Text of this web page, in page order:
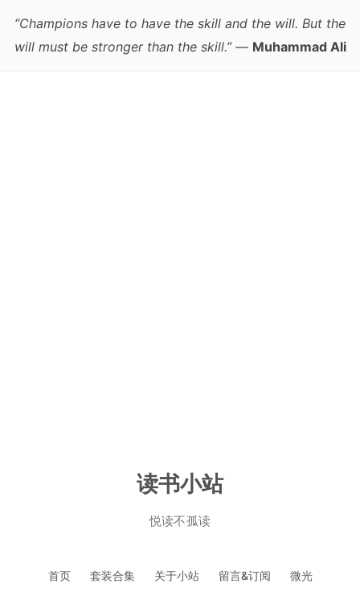
“Champions have to have the skill and the will. But the
will must be stronger than the skill.”— Muhammad Ali
读书小站
悦读不孤读
首页 套装合集 关于小站 留言&订阅 微光